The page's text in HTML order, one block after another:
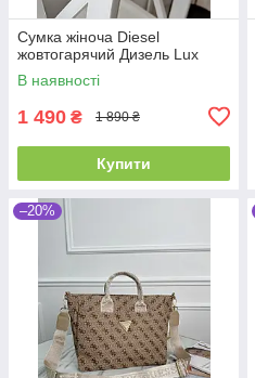
Сумка жіноча Diesel
жовтогарячий Дизель Lux
В наявності
1 490 ₴ 1 890 ₴
Купити
–20%